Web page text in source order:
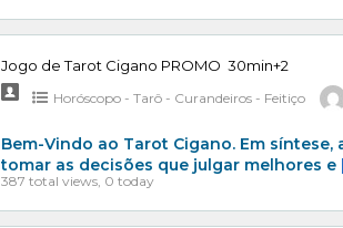
Jogo de Tarot Cigano PROMO 30min+2
Horóscopo - Tarô - Curandeiros - Feitiço
Bem-Vindo ao Tarot Cigano. Em
tomar as decisões que julgar melhores e
387 total views, 0 today